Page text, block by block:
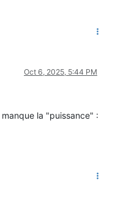
Oct 6, 2025, 5:44 PM
la "puissance" :